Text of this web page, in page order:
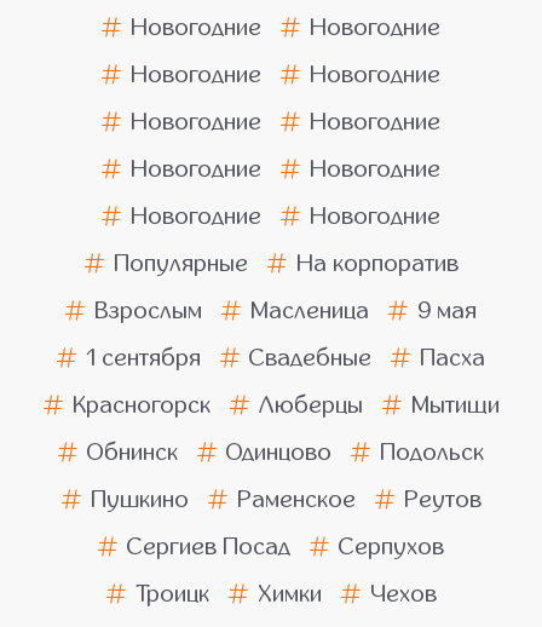
Новогодние
Новогодние
Новогодние
Новогодние
Новогодние
Новогодние
Новогодние
Новогодние
Новогодние
Новогодние
Популярные
На корпоратив
Взрослым
Масленица
9 мая
1 сентября
Свадебные
Пасха
Красногорск
Люберцы
Мытищи
Обнинск
Одинцово
Подольск
Пушкино
Раменское
Реутов
Сергиев Посад
Серпухов
Троицк
Химки
Чехов